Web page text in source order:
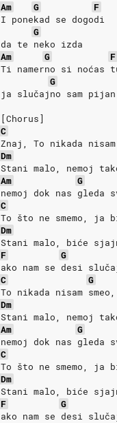
Am
G
F
I ponekad se dogodi
G
da te neko izda
Am
G
F
Ti namerno si noćas
G
ja slučajno sam pijan
[Chorus]
C
Znaj, To nikada
Dm
Stani malo, nemoj
Am
G
nemoj dok nas gleda
C
To što ne smemo, ja
Dm
Stani malo, biće
F
G
ako nam se desi
C
G
To nikada nisam
Dm
Stani malo, nemoj
Am
G
nemoj dok nas gleda
C
To što ne smemo, ja
Dm
Stani malo, biće
F
G
ako nam se desi